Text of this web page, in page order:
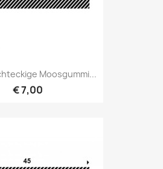
Moosgummi...
€ 7,00